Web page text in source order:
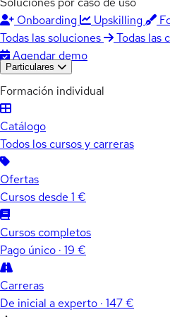
Onboarding
Upskilling
Todas las soluciones
Todas las
Agendar demo
Particulares
Formación individual
Catálogo
Todos los cursos y carreras
Ofertas
Cursos desde 1 €
Cursos completos
Pago único · 19 €
Carreras
De inicial a experto · 147 €